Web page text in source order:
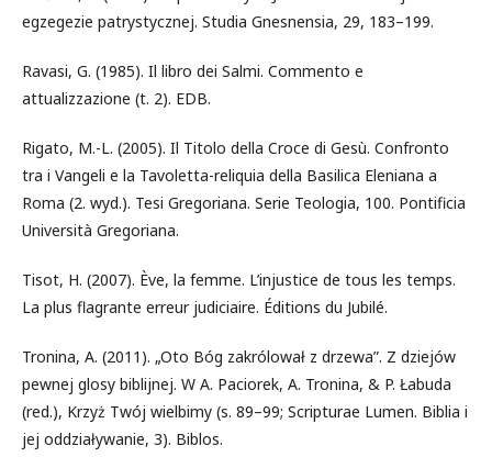
egzegezie patrystycznej. Studia Gnesnensia, 29, 183–199.
Ravasi, G. (1985). Il libro dei Salmi. Commento e
attualizzazione (t. 2). EDB.
Rigato, M.-L. (2005). Il Titolo della Croce di Gesù. Confronto
tra i Vangeli e la Tavoletta-reliquia della Basilica Eleniana a
Roma (2. wyd.). Tesi Gregoriana. Serie Teologia, 100. Pontificia
Università Gregoriana.
Tisot, H. (2007). Ève, la femme. L’injustice de tous les temps.
La plus flagrante erreur judiciaire. Éditions du Jubilé.
Tronina, A. (2011). „Oto Bóg zakrólował z drzewa”. Z dziejów
pewnej glosy biblijnej. W A. Paciorek, A. Tronina, & P. Łabuda
(red.), Krzyż Twój wielbimy (s. 89–99; Scripturae Lumen. Biblia i
jej oddziaływanie, 3). Biblos.